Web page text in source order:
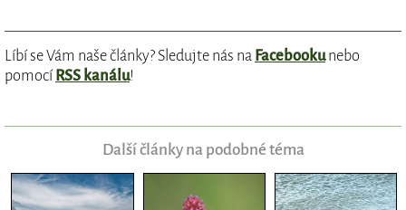
Líbí se Vám naše články? Sledujte nás na Facebookunebo
pomocí RSS kanálu!
Další články na podobné téma